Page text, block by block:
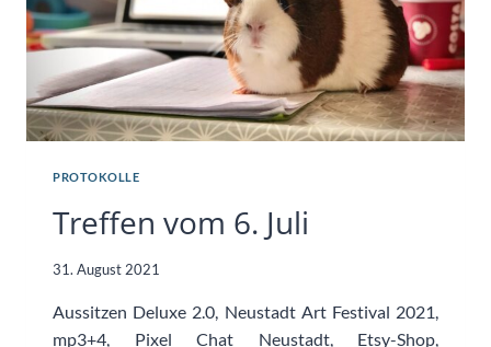
PROTOKOLLE
Treffen vom 6. Juli
31. August 2021
Aussitzen Deluxe 2.0, Neustadt Art Festival 2021,
mp3+4, Pixel Chat Neustadt, Etsy-Shop,